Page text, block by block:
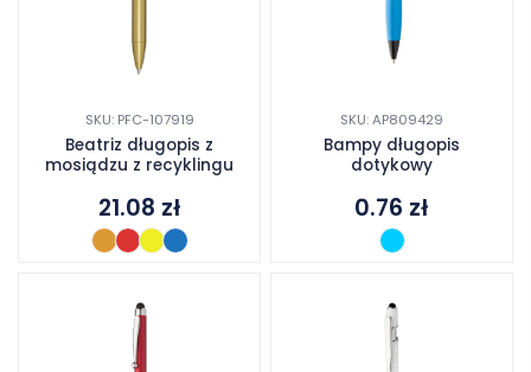
SKU: PFC-107919
Beatriz długopis z
mosiądzu z recyklingu
21.08 zł
SKU: AP809429
Bampy długopis
dotykowy
0.76 zł